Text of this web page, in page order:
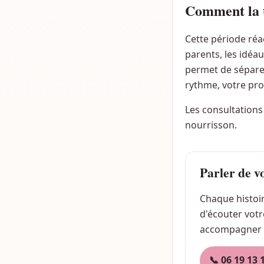
Comment
Cette période
parents, les
permet de
rythme, votre
Les
nourrisson.
Parler de
Chaque
d'écouter
📞 06 19 13